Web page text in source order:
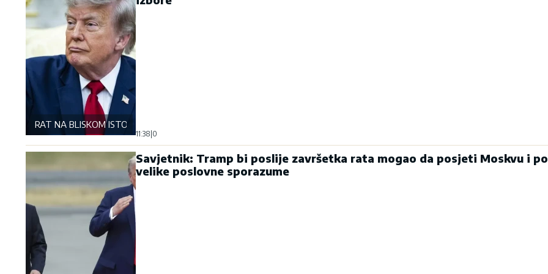
RAT NA BLISKOM ISTOKU
11:38 0
Savjetnik: Tramp bi poslije završetka rata mogao da posjeti Moskvu i
velike poslovne sporazume